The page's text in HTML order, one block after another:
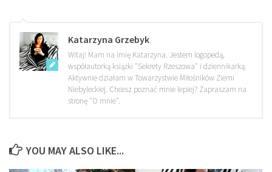
Katarzyna Grzebyk
Witaj! Mam na imię Katarzyna. Jestem logopedą,
współautorką książki "Sekrety Rzeszowa" i dziennikarką.
Aktywnie działam w Towarzystwie Miłośników Ziemi
Niebyleckiej. Chcesz poznać mnie lepiej? Zapraszam na
stronę "O mnie".
YOU MAY ALSO LIKE...